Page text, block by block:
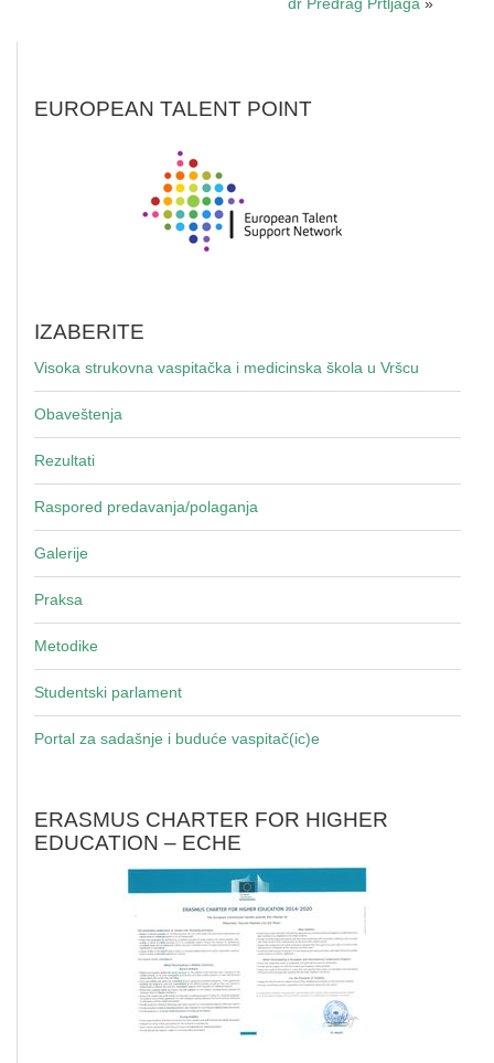
EUROPEAN TALENT POINT
IZABERITE
Visoka strukovna vaspitačka i medicinska škola u Vršcu
Obaveštenja
Rezultati
Raspored predavanja/polaganja
Galerije
Praksa
Metodike
Studentski parlament
Portal za sadašnje i buduće vaspitač(ic)e
ERASMUS CHARTER FOR HIGHER
EDUCATION – ECHE